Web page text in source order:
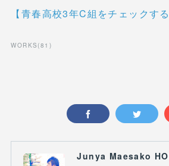
【青春高校3年C組をチェックする
WORKS (81 )
Junya Maesako